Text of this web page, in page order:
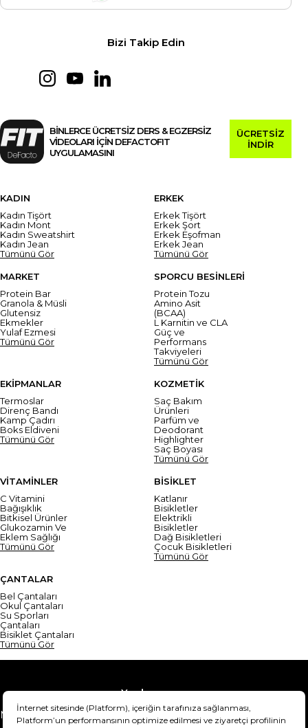
Bizi Takip Edin
BİNLERCE ÜCRETSİZ DERS & EGZERSİZ
VİDEOLARI İÇİN DEFACTOFIT
UYGULAMASINI
ÜCRETSİZ
İNDİR
KADIN
Kadın Tişört
Kadın Mont
Kadın Sweatshirt
Kadın Jean
Tümünü Gör
ERKEK
Erkek Tişört
Erkek Şort
Erkek Eşofman
Erkek Jean
Tümünü Gör
MARKET
Protein Bar
Granola & Müsli
Glutensiz
Ekmekler
Yulaf Ezmesi
Tümünü Gör
SPORCU BESİNLERİ
Protein Tozu
Amino Asit
(BCAA)
L Karnitin ve CLA
Güç ve
Performans
Takviyeleri
Tümünü Gör
EKİPMANLAR
Termoslar
Direnç Bandı
Kamp Çadırı
Boks Eldiveni
Tümünü Gör
KOZMETİK
Saç Bakım
Ürünleri
Parfüm ve
Deodorant
Highlighter
Saç Boyası
Tümünü Gör
VİTAMİNLER
C Vitamini
Bağışıklık
Bitkisel Ürünler
Glukozamin Ve
Eklem Sağlığı
Tümünü Gör
BİSİKLET
Katlanır
Bisikletler
Elektrikli
Bisikletler
Dağ Bisikletleri
Çocuk Bisikletleri
Tümünü Gör
ÇANTALAR
Bel Çantaları
Okul Çantaları
Su Sporları
Çantaları
Bisiklet Çantaları
Tümünü Gör
Yardım
Mesafeli Satış Sözleşmesi
Teslimat Bilgisi